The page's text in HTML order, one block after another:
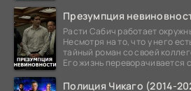
Презумпция
Расти Сабич работает
Несмотря на то, что у него
тайный роман со своей
Его жизнь переворачивается
Полиция Чикаго (2014-